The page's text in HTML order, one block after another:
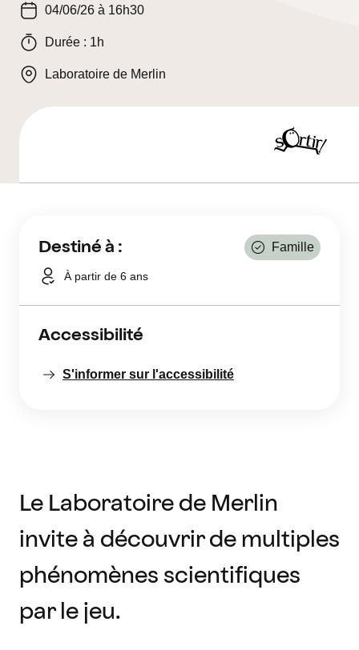
04/06/26 à 16h30
Durée : 1h
Laboratoire de Merlin
Destiné à : Famille
À partir de 6 ans
Accessibilité
S'informer sur l'accessibilité
Le Laboratoire de Merlin
invite à découvrir de multiples
phénomènes scientifiques
par le jeu.